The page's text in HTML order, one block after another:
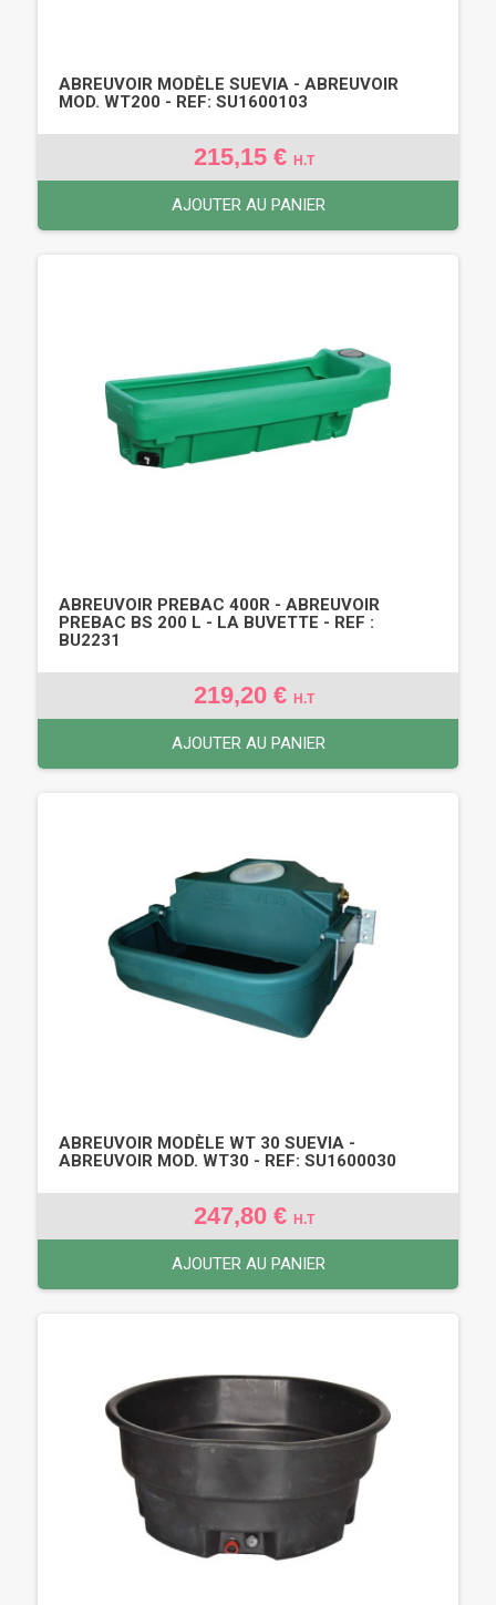
ABREUVOIR MODÈLE SUEVIA - ABREUVOIR
MOD. WT200 - REF: SU1600103
215,15 € H.T
AJOUTER AU PANIER
ABREUVOIR PREBAC 400R - ABREUVOIR
PREBAC BS 200 L - LA BUVETTE - REF :
BU2231
219,20 € H.T
AJOUTER AU PANIER
ABREUVOIR MODÈLE WT 30 SUEVIA -
ABREUVOIR MOD. WT30 - REF: SU1600030
247,80 € H.T
AJOUTER AU PANIER